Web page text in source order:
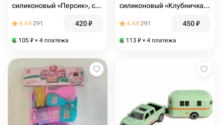
силиконовый «Персик», с
4.48291 420₽
105 ₽ × 4 платежа
силиконовый «Клубничка»,
4.48291 450₽
113 ₽ × 4 платежа